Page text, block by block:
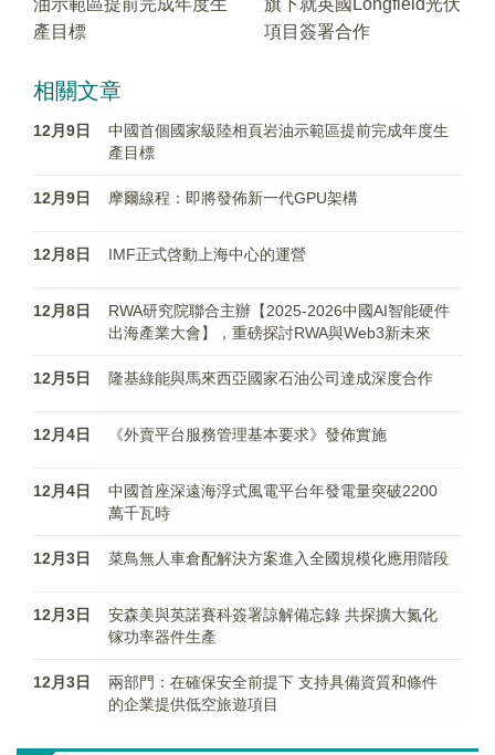
油示範區提前完成年度生
產目標
旗下就英國Longfield光伏
項目簽署合作
相關文章
12月9日
中國首個國家級陸相頁岩油示範區提前完成年度生
產目標
12月9日 摩爾線程：即將發佈新一代GPU架構
12月8日 IMF正式啓動上海中心的運營
12月8日
RWA研究院聯合主辦【2025-2026中國AI智能硬件
出海產業大會】，重磅探討RWA與Web3新未來
12月5日 隆基綠能與馬來西亞國家石油公司達成深度合作
12月4日 《外賣平台服務管理基本要求》發佈實施
12月4日
中國首座深遠海浮式風電平台年發電量突破2200
萬千瓦時
12月3日 菜鳥無人車倉配解決方案進入全國規模化應用階段
12月3日
安森美與英諾賽科簽署諒解備忘錄 共探擴大氮化
镓功率器件生產
12月3日
兩部門：在確保安全前提下 支持具備資質和條件
的企業提供低空旅遊項目